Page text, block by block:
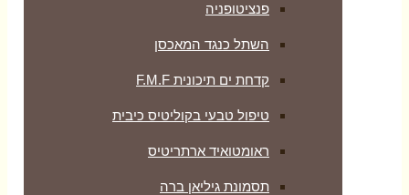
‏פנציטופניה
השתל כנגד המאכסן
קדחת ים תיכונית F.M.F
טיפול טבעי בקוליטיס כיבית
ראומטואיד ארתריטיס
תסמונת גיליאן ברה